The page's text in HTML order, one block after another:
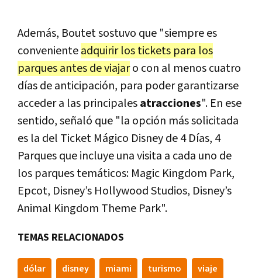
Además, Boutet sostuvo que "siempre es
convenienteadquirir los tickets para los
parques antes de viajaro con al menos cuatro
días de anticipación, para poder garantizarse
acceder a las principalesatracciones". En ese
sentido, señaló que "la opción más solicitada
es la del Ticket Mágico Disney de 4 Días, 4
Parques que incluye una visita a cada uno de
los parques temáticos: Magic Kingdom Park,
Epcot, Disney’s Hollywood Studios, Disney’s
Animal Kingdom Theme Park".
TEMAS RELACIONADOS
dólar disney miami turismo viaje